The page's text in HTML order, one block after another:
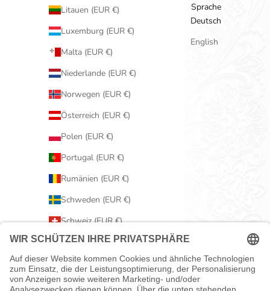
Litauen (EUR €)
Luxemburg (EUR €)
Malta (EUR €)
Niederlande (EUR €)
Norwegen (EUR €)
Österreich (EUR €)
Polen (EUR €)
Portugal (EUR €)
Rumänien (EUR €)
Schweden (EUR €)
Schweiz (EUR €)
Serbien (EUR €)
Slowakei (EUR €)
Slowenien (EUR €)
Sprache
Deutsch
English